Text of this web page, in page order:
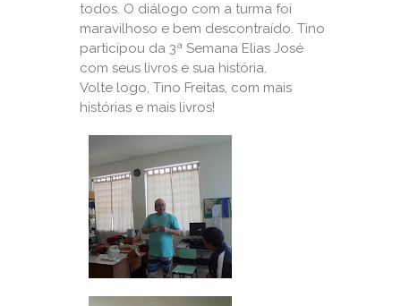
todos. O diálogo com a turma foi
maravilhoso e bem descontraído. Tino
participou da 3ª Semana Elias José
com seus livros e sua história.
Volte logo, Tino Freitas, com mais
histórias e mais livros!